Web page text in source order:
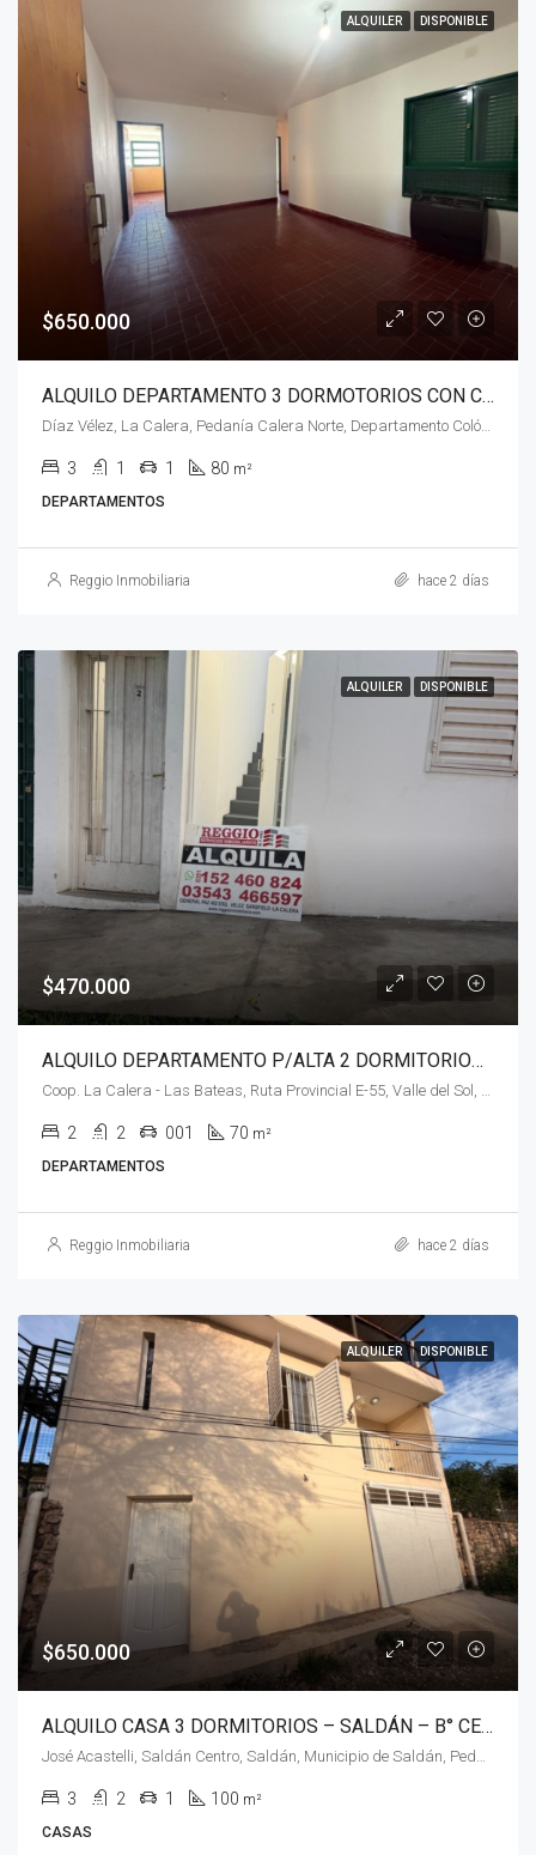
ALQUILER DISPONIBLE
$650.000
ALQUILO DEPARTAMENTO 3 DORMOTORIOS CON COCHERA- B° COVICCO – LA CALERA
3 1 1 80 m²
DEPARTAMENTOS
Reggio Inmobiliaria hace 2 días
ALQUILER DISPONIBLE
$470.000
ALQUILO DEPARTAMENTO P/ALTA 2 DORMITORIOS – B° VALLE DEL SOL -LA CALERA
Coop. La Calera - Las Bateas, Ruta Provincial E-55, Valle del Sol, Villa El Diquecito, La Calera, Pedanía Calera Norte, Departamento Colón, Córdoba, X5111, Argentina
2 2 001 70 m²
DEPARTAMENTOS
Reggio Inmobiliaria hace 2 días
ALQUILER DISPONIBLE
$650.000
ALQUILO CASA 3 DORMITORIOS – SALDÁN – B° CENTRO
3 2 1 100 m²
CASAS